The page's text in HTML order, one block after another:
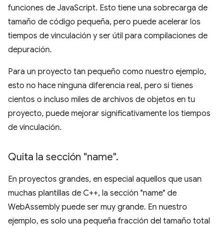
funciones de JavaScript. Esto tiene una sobrecarga de
tamaño de código pequeña, pero puede acelerar los
tiempos de vinculación y ser útil para compilaciones de
depuración.
Para un proyecto tan pequeño como nuestro ejemplo,
esto no hace ninguna diferencia real, pero si tienes
cientos o incluso miles de archivos de objetos en tu
proyecto, puede mejorar significativamente los tiempos
de vinculación.
Quita la sección "name".
En proyectos grandes, en especial aquellos que usan
muchas plantillas de C++, la sección "name" de
WebAssembly puede ser muy grande. En nuestro
ejemplo, es solo una pequeña fracción del tamaño total